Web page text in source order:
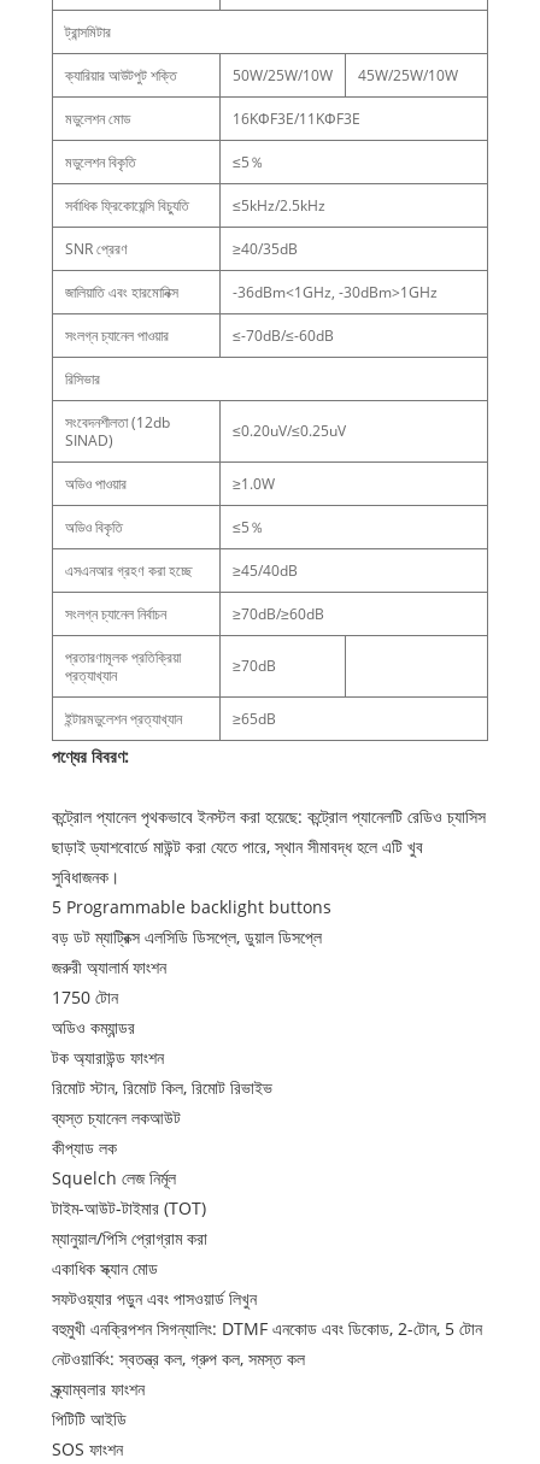
ট্রান্সমিটার
ক্যারিয়ার আউটপুট শক্তি 50W/25W/10W 45W/25W/10W
মডুলেশন মোড 16KΦF3E/11KΦF3E
মডুলেশন বিকৃতি ≤5％
সর্বাধিক ফ্রিকোয়েন্সি বিচ্যুতি ≤5kHz/2.5kHz
SNR প্রেরণ ≥40/35dB
জালিয়াতি এবং হারমোনিক্স -36dBm<1GHz, -30dBm>1GHz
সংলগ্ন চ্যানেল পাওয়ার ≤-70dB/≤-60dB
রিসিভার
সংবেদনশীলতা (12db
SINAD)
≤0.20uV/≤0.25uV
অডিও পাওয়ার ≥1.0W
অডিও বিকৃতি ≤5％
এসএনআর গ্রহণ করা হচ্ছে ≥45/40dB
সংলগ্ন চ্যানেল নির্বাচন ≥70dB/≥60dB
প্রতারণামূলক প্রতিক্রিয়া
প্রত্যাখ্যান
≥70dB
ইন্টারমডুলেশন প্রত্যাখ্যান ≥65dB
পণ্যের বিবরণ:
কন্ট্রোল প্যানেল পৃথকভাবে ইনস্টল করা হয়েছে: কন্ট্রোল প্যানেলটি রেডিও চ্যাসিস
ছাড়াই ড্যাশবোর্ডে মাউন্ট করা যেতে পারে, স্থান সীমাবদ্ধ হলে এটি খুব
সুবিধাজনক।
5 Programmable backlight buttons
বড় ডট ম্যাট্রিক্স এলসিডি ডিসপ্লে, ডুয়াল ডিসপ্লে
জরুরী অ্যালার্ম ফাংশন
1750 টোন
অডিও কম্যান্ডর
টক অ্যারাউন্ড ফাংশন
রিমোট স্টান, রিমোট কিল, রিমোট রিভাইভ
ব্যস্ত চ্যানেল লকআউট
কীপ্যাড লক
Squelch লেজ নির্মূল
টাইম-আউট-টাইমার (TOT)
ম্যানুয়াল/পিসি প্রোগ্রাম করা
একাধিক স্ক্যান মোড
সফটওয়্যার পড়ুন এবং পাসওয়ার্ড লিখুন
বহুমুখী এনক্রিপশন সিগন্যালিং: DTMF এনকোড এবং ডিকোড, 2-টোন, 5 টোন
নেটওয়ার্কিং: স্বতন্ত্র কল, গ্রুপ কল, সমস্ত কল
স্ক্র্যাম্বলার ফাংশন
পিটিটি আইডি
SOS ফাংশন